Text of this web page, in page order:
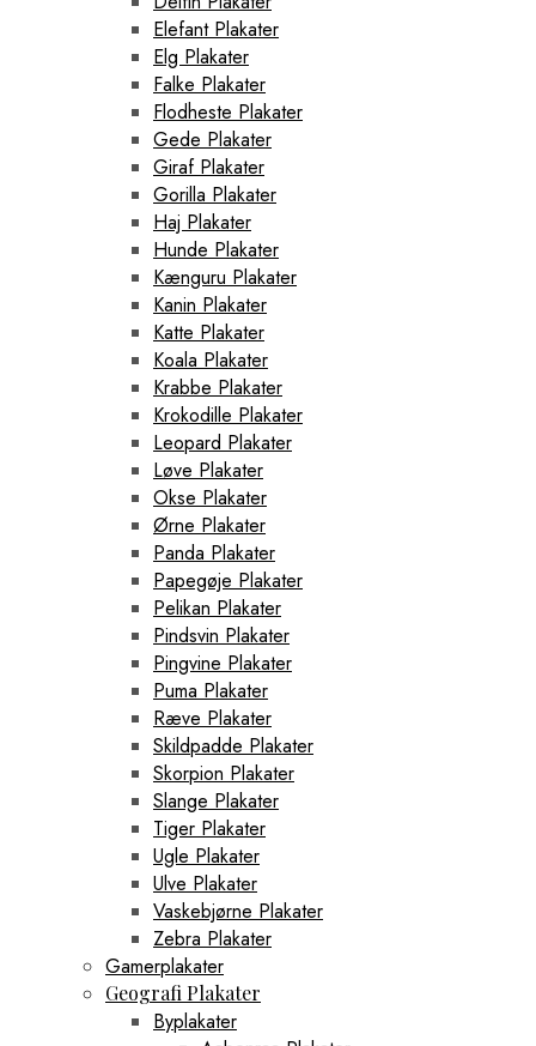
Elefant Plakater
Elg Plakater
Falke Plakater
Flodheste Plakater
Gede Plakater
Giraf Plakater
Gorilla Plakater
Haj Plakater
Hunde Plakater
Kænguru Plakater
Kanin Plakater
Katte Plakater
Koala Plakater
Krabbe Plakater
Krokodille Plakater
Leopard Plakater
Løve Plakater
Okse Plakater
Ørne Plakater
Panda Plakater
Papegøje Plakater
Pelikan Plakater
Pindsvin Plakater
Pingvine Plakater
Puma Plakater
Ræve Plakater
Skildpadde Plakater
Skorpion Plakater
Slange Plakater
Tiger Plakater
Ugle Plakater
Ulve Plakater
Vaskebjørne Plakater
Zebra Plakater
Gamerplakater
Geografi Plakater
Byplakater